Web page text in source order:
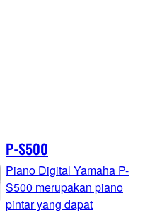
P-S500
Piano Digital Yamaha P-
S500 merupakan piano
pintar yang dapat